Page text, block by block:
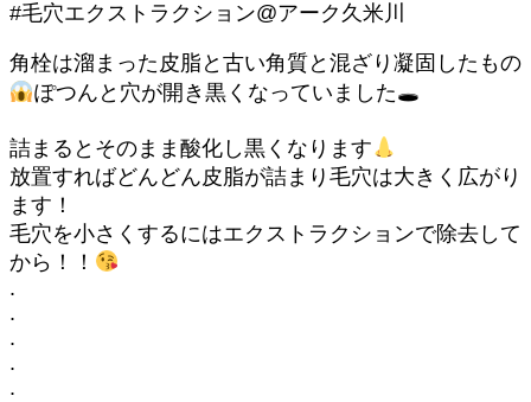
#毛穴エクストラクション@アーク久米川
角栓は溜まった皮脂と古い角質と混ざり凝固したもの
ぽつんと穴が開き黒くなっていました🕳
詰まるとそのまま酸化し黒くなります
放置すればどんどん皮脂が詰まり毛穴は大きく広がり
ます！
毛穴を小さくするにはエクストラクションで除去して
から！！
.
.
.
.
.